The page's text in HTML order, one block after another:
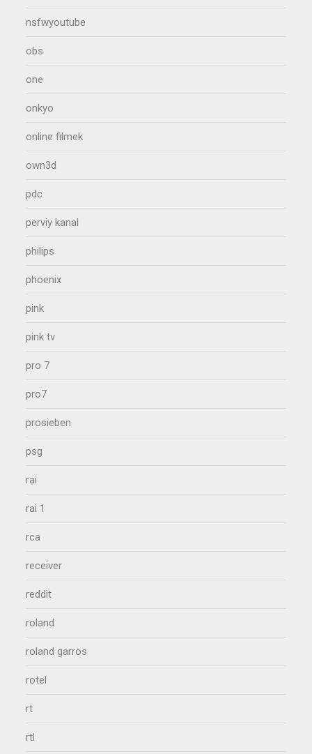
nsfwyoutube
obs
one
onkyo
online filmek
own3d
pdc
perviy kanal
philips
phoenix
pink
pink tv
pro 7
pro7
prosieben
psg
rai
rai 1
rca
receiver
reddit
roland
roland garros
rotel
rt
rtl